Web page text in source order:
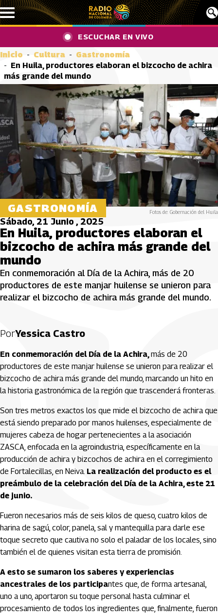
Pasar al contenido principal
ESCUCHAR EN VIVO
Inicio Cultura
Gastronomía
En Huila, productores elaboran el bizcocho de achira
más grande del mundo
GASTRONOMÍA Fotos de: Gobernación del Huila
Sábado, 21 Junio , 2025
En Huila, productores elaboran el
bizcocho de achira más grande del
mundo
En conmemoración al Día de la Achira, más de 20
productores de este manjar huilense se unieron para
realizar el bizcocho de achira más grande del mundo.
PorYessica Castro
En conmemoración del Día de la Achira,más de 20
productores de este manjar huilense se unieron para realizar el
bizcocho de achira más grande del mundo, marcando un hito en
la historia gastronómica de la región que trascenderá fronteras.
Son tres metros exactos los que mide el bizcocho de achira que
está siendo preparado por manos huilenses, especialmente de
mujeres cabeza de hogar pertenecientes a la asociación
ZASCA, enfocada en la agroindustria, específicamente en la
producción de achira y bizcochos de achira en el corregimiento
de Fortalecillas, en Neiva. La realización del producto es el
preámbulo de la celebración del Día de la Achira, este 21
de junio.
Fueron necesarios más de seis kilos de queso, cuatro kilos de
harina de sagú, color, panela, sal y mantequilla para darle ese
toque secreto que cautiva no solo el paladar de los locales, sino
también el de quienes visitan esta tierra de promisión.
A esto se sumaron los saberes y experiencias
ancestrales de los participantes que, de forma artesanal,
uno a uno, aportaron su toque personal hasta culminar el
procesamiento de todos los ingredientes que, finalmente, fueron